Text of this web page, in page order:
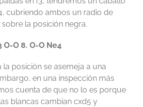
cubriendo ambos un radio de
la posición negra.
O-O 8. O-O Ne4
la posición se asemeja a una
en una inspección más
cuenta de que no lo es porque
blancas cambian cxd5 y